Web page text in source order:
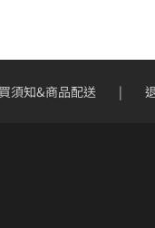
須知&商品配送